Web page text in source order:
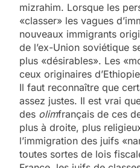
mizrahim. Lorsque les
«classer» les vagues
nouveaux immigrants
de l’ex-Union soviétique
plus «désirables». Les
ceux originaires
Il faut reconnaître que
assez justes. Il est vrai
des olimfrançais de ces
plus à droite, plus
l’immigration des juifs
toutes sortes de lois